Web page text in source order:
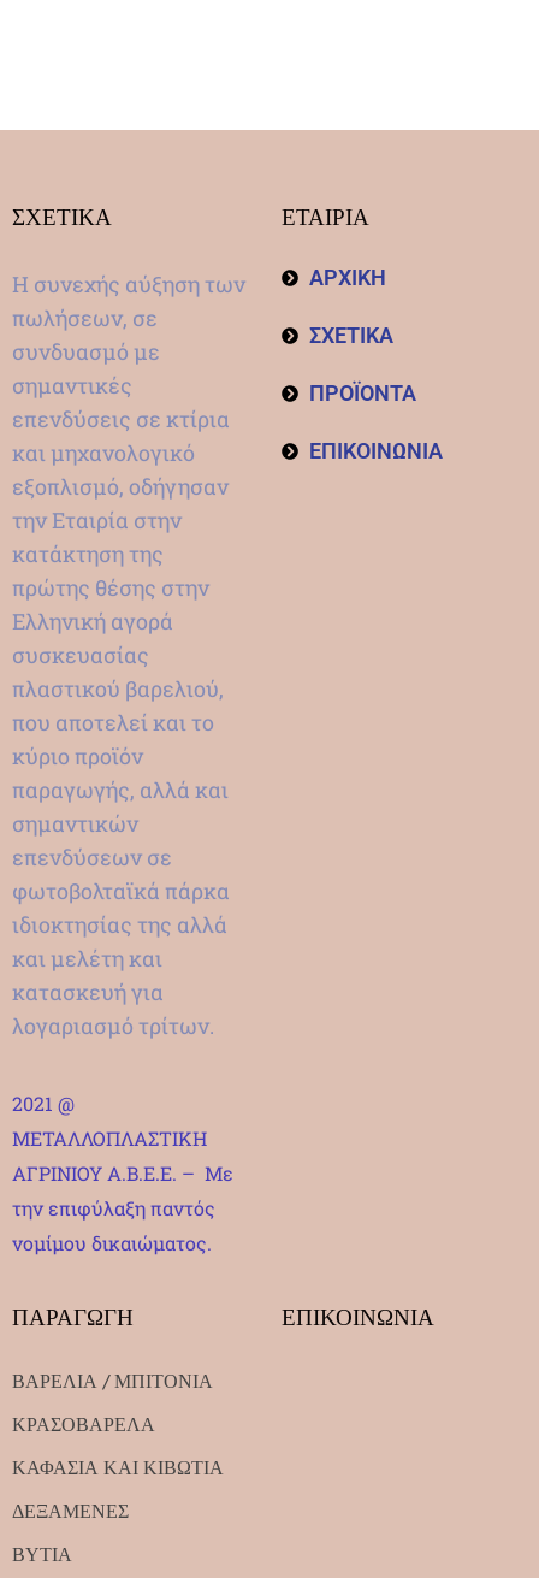
ΣΧΕΤΙΚΑ
Η συνεχής αύξηση των
πωλήσεων, σε
συνδυασμό με
σημαντικές
επενδύσεις σε κτίρια
και μηχανολογικό
εξοπλισμό, οδήγησαν
την Εταιρία στην
κατάκτηση της
πρώτης θέσης στην
Ελληνική αγορά
συσκευασίας
πλαστικού βαρελιού,
που αποτελεί και το
κύριο προϊόν
παραγωγής, αλλά και
σημαντικών
επενδύσεων σε
φωτοβολταϊκά πάρκα
ιδιοκτησίας της αλλά
και μελέτη και
κατασκευή για
λογαριασμό τρίτων.
2021 @
ΜΕΤΑΛΛΟΠΛΑΣΤΙΚΗ
ΑΓΡΙΝΙΟΥ Α.Β.Ε.Ε. – Με
την επιφύλαξη παντός
νομίμου δικαιώματος.
ΕΤΑΙΡΙΑ
ΑΡΧΙΚΗ
ΣΧΕΤΙΚΑ
ΠΡΟΪΟΝΤΑ
ΕΠΙΚΟΙΝΩΝΙΑ
ΠΑΡΑΓΩΓΗ
ΒΑΡΕΛΙΑ / ΜΠΙΤΟΝΙΑ
ΚΡΑΣΟΒΑΡΕΛΑ
ΚΑΦΑΣΙΑ ΚΑΙ ΚΙΒΩΤΙΑ
ΔΕΞΑΜΕΝΕΣ
ΒΥΤΙΑ
ΕΠΙΚΟΙΝΩΝΙΑ